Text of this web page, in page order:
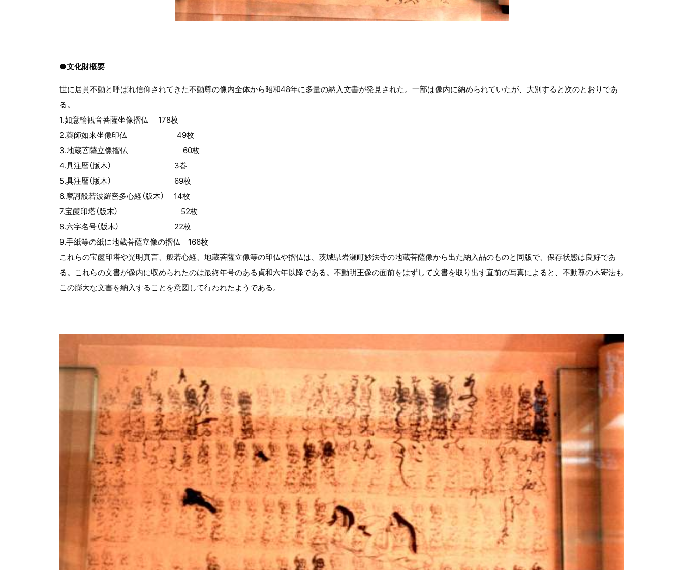
●文化財概要
世に居貫不動と呼ばれ信仰されてきた不動尊の像内全体から昭和48年に多量の納入文書が発見された。一部は像内に納められていたが、大別すると次のとおりであ
る。
1.如意輪観音菩薩坐像摺仏 178枚
2.薬師如来坐像印仏 49枚
3.地蔵菩薩立像摺仏 60枚
4.具注暦（版木） 3巻
5.具注暦（版木） 69枚
6.摩訶般若波羅密多心経（版木） 14枚
7.宝篋印塔（版木） 52枚
8.六字名号（版木） 22枚
9.手紙等の紙に地蔵菩薩立像の摺仏 166枚
これらの宝篋印塔や光明真言、般若心経、地蔵菩薩立像等の印仏や摺仏は、茨城県岩瀬町妙法寺の地蔵菩薩像から出た納入品のものと同版で、保存状態は良好であ
る。これらの文書が像内に収められたのは最終年号のある貞和六年以降である。不動明王像の面前をはずして文書を取り出す直前の写真によると、不動尊の木寄法も
この膨大な文書を納入することを意図して行われたようである。